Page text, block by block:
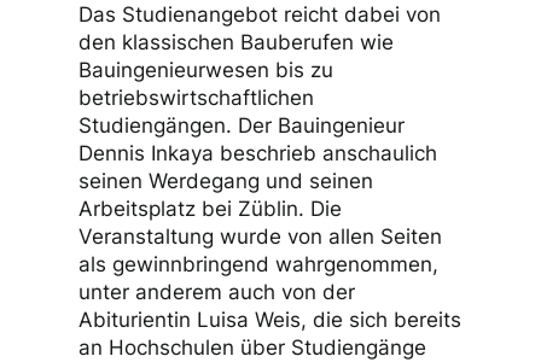
Das Studienangebot reicht dabei von
den klassischen Bauberufen wie
Bauingenieurwesen bis zu
betriebswirtschaftlichen
Studiengängen. Der Bauingenieur
Dennis Inkaya beschrieb anschaulich
seinen Werdegang und seinen
Arbeitsplatz bei Züblin. Die
Veranstaltung wurde von allen Seiten
als gewinnbringend wahrgenommen,
unter anderem auch von der
Abiturientin Luisa Weis, die sich bereits
an Hochschulen über Studiengänge